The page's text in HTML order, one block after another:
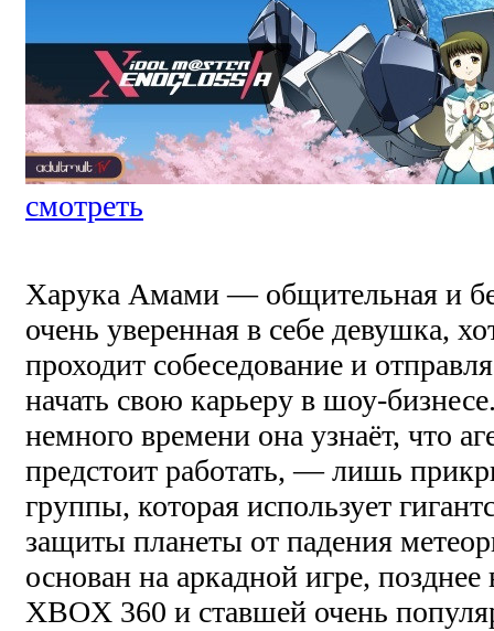
смотреть
Харука Амами — общительная и
очень уверенная в себе девушка,
проходит собеседование и
начать свою карьеру в шоу-
немного времени она узнаёт, что
предстоит работать, — лишь
группы, которая использует
защиты планеты от падения
основан на аркадной игре,
XBOX 360 и ставшей очень